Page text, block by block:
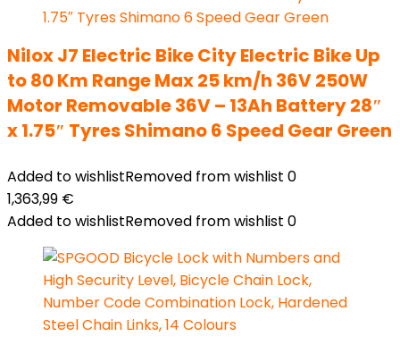
Nilox J7 Electric Bike City Electric Bike Up
to 80 Km Range Max 25 km/h 36V 250W
Motor Removable 36V – 13Ah Battery 28″
x 1.75″ Tyres Shimano 6 Speed Gear Green
Added to wishlistRemoved from wishlist 0
1,363,99 €
Added to wishlistRemoved from wishlist 0